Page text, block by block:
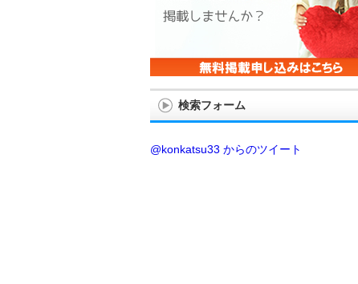
検索フォーム
@konkatsu33 からのツイート